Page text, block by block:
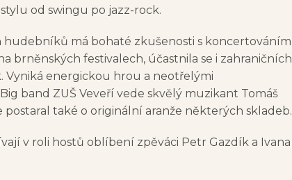
od swingu po jazz-rock.
hudebníků má bohaté zkušenosti s koncertováním
brněnských festivalech, účastnila se i zahraničních
Vyniká energickou hrou a neotřelými
band ZUŠ Veveří vede skvělý muzikant Tomáš
postaral také o originální aranže některých skladeb.
v roli hostů oblíbení zpěváci Petr Gazdík a Ivana